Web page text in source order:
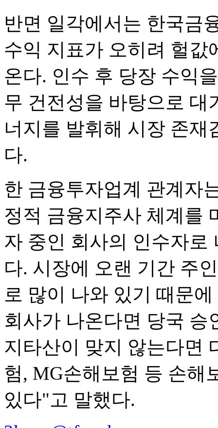
반면 일각에서는 한국금
수익 지표가 오히려 헐값
온다. 인수 후 당장 수익
무 건전성을 바탕으로 대
너지를 발휘해 시장 존
다.
한 금융투자업계 관계자
정적 금융지주사 체계를
자 중인 회사의 인수자로
다. 시장에 오랜 기간 주
로 많이 나와 있기 때문
회사가 나온다면 당국
지타산이 맞지 않는다면
험, MG손해보험 등 손해
있다"고 말했다.